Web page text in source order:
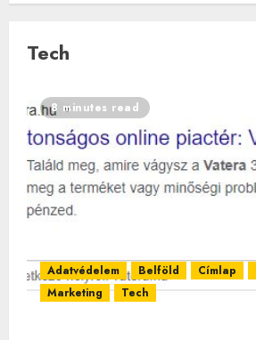
Tech
8 minutes read
Adatvédelem Belföld Címlap
Marketing
Tech